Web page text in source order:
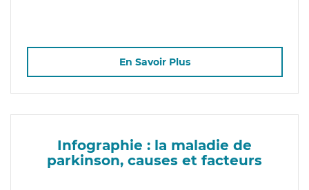
En Savoir Plus
Infographie : la maladie de
parkinson, causes et facteurs